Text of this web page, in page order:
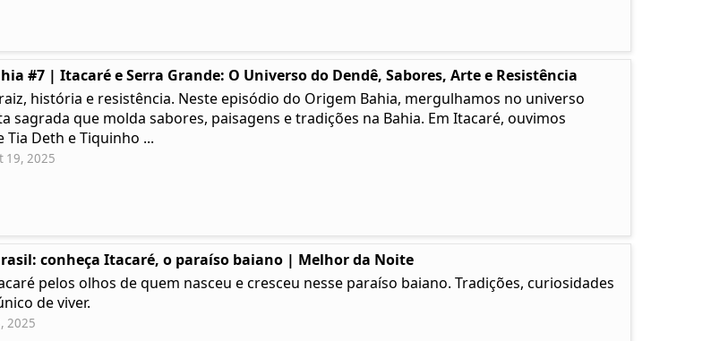
#7 | Itacaré e Serra Grande: O Universo do Dendê, Sabores, Arte e Resistência
história e resistência. Neste episódio do Origem Bahia, mergulhamos no universo
sagrada que molda sabores, paisagens e tradições na Bahia. Em Itacaré, ouvimos
Tia Deth e Tiquinho ...
19, 2025
conheça Itacaré, o paraíso baiano | Melhor da Noite
pelos olhos de quem nasceu e cresceu nesse paraíso baiano. Tradições, curiosidades
de viver.
2025